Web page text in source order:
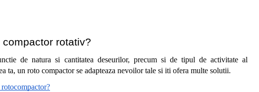
rotativ?
de natura si cantitatea deseurilor, precum si de tipul de activitate al
ta, un roto compactor se adapteaza nevoilor tale si iti ofera multe solutii.